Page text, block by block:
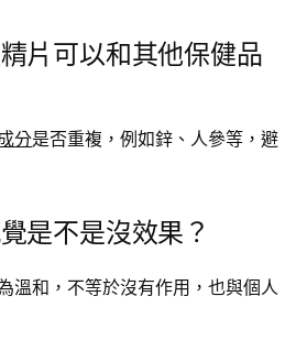
片可以和其他保健品
分是否重複，例如鋅、人參等，避
是不是沒效果？
溫和，不等於沒有作用，也與個人